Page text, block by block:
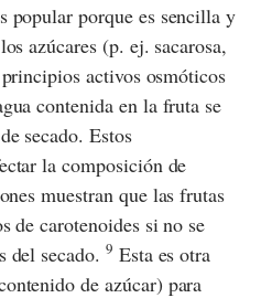
popular porque es sencilla y
azúcares (p. ej. sacarosa,
activos osmóticos
contenida en la fruta se
secado. Estos
la composición de
muestran que las frutas
de carotenoides si no se
del secado. 9 Esta es otra
de azúcar) para